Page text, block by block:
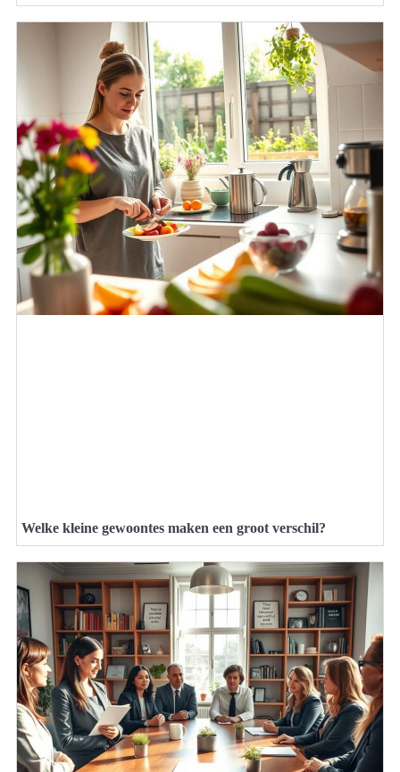
Welke kleine gewoontes maken een groot verschil?